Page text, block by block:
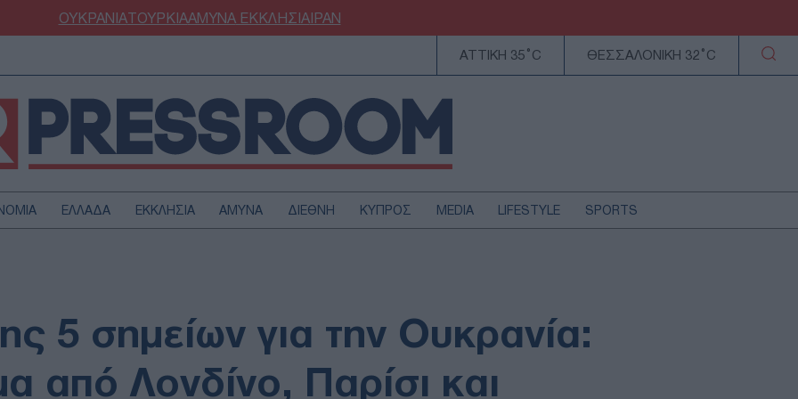
ΟΥΚΡΑΝΙΑΤΟΥΡΚΙΑΑΜΥΝΑΕΚΚΛΗΣΙΑΙΡΑΝ
ΑΤΤΙΚΗ 35°C ΘΕΣΣΑΛΟΝΙΚΗ 32°C
ΕΛΛΑΔΑ ΕΚΚΛΗΣΙΑ ΑΜΥΝΑ ΔΙΕΘΝΗ ΚΥΠΡΟΣ MEDIA LIFESTYLE SPORTS
ΥΓΕΙΑ
ΤΕΧΝΟΛΟΓΙΑ
ΑΡΘΡΟΓΡΑΦΙΑ
5 σημείων για την Ουκρανία:
από Λονδίνο, Παρίσι και